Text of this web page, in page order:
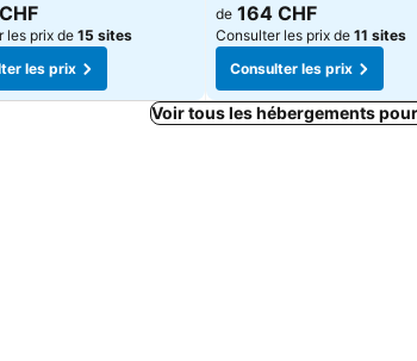
les prix de 15 sites
les prix
de 164 CHF
Consulter les prix de 11 sites
Consulter les prix
Voir tous les hébergements